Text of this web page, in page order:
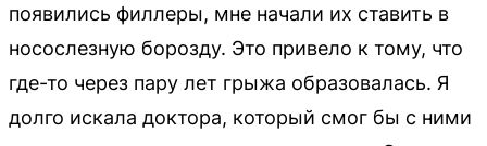
появились филлеры, мне начали их ставить в
носослезную борозду. Это привело к тому, что
где-то через пару лет грыжа образовалась. Я
долго искала доктора, который смог бы с ними